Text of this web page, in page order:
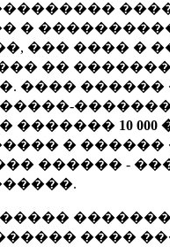
�
��� ���� �
��
����
������� 10
� ������
������ -
����